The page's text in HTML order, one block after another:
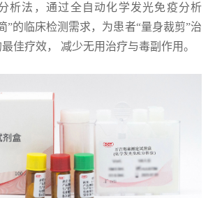
析法，通过全自动化学发光免疫分析
”的临床检测需求，为患者“量身裁剪”治
佳疗效， 减少无用治疗与毒副作用。